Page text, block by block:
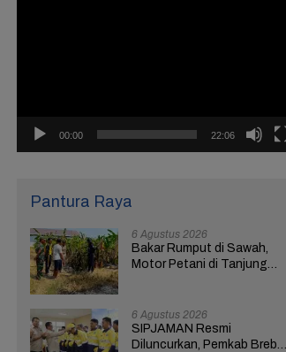
00:00 22:06
Pantura Raya
6 Agustus 2026
Bakar Rumput di Sawah,
Motor Petani di Tanjung
6 Agustus 2026
SIPJAMAN Resmi
Diluncurkan, Pemkab Brebes